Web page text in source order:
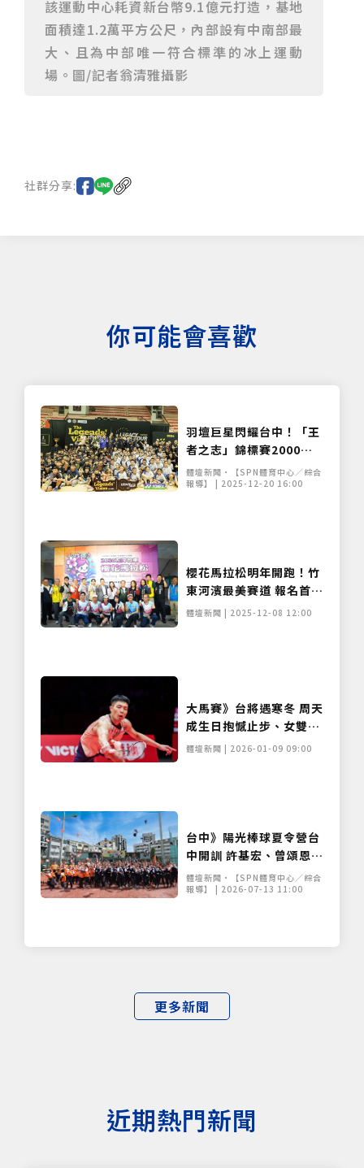
該運動中心耗資新台幣9.1億元打造，基地
面積達1.2萬平方公尺，內部設有中南部最
大、且為中部唯一符合標準的冰上運動
場。圖/記者翁清雅攝影
社群分享:
你可能會喜歡
更多新聞
羽壇巨星閃耀台中！「王
者之志」錦標賽2000人
開戰 林俊易、邱品蒨現身
引爆熱潮
體壇新聞•【SPN體育中心／綜合
報導】 | 2025-12-20 16:00
櫻花馬拉松明年開跑！竹
東河濱最美賽道 報名首月
衝破八成
體壇新聞 | 2025-12-08 12:00
大馬賽》台將遇寒冬 周天
成生日抱憾止步、女雙僅
存希望
體壇新聞 | 2026-01-09 09:00
台中》陽光棒球夏令營台
中開訓 許基宏、曾頌恩現
身掀熱潮
體壇新聞•【SPN體育中心／綜合
報導】 | 2026-07-13 11:00
近期熱門新聞